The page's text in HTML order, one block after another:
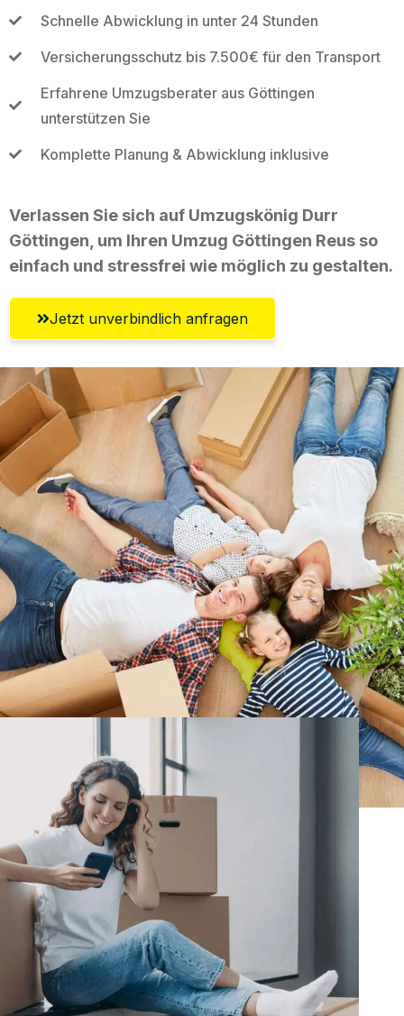
Schnelle Abwicklung in unter 24 Stunden
Versicherungsschutz bis 7.500€ für den Transport
Erfahrene Umzugsberater aus Göttingen
unterstützen Sie
Komplette Planung & Abwicklung inklusive
Verlassen Sie sich auf Umzugskönig Durr
Göttingen, um Ihren Umzug Göttingen Reus so
einfach und stressfrei wie möglich zu gestalten.
Jetzt unverbindlich anfragen